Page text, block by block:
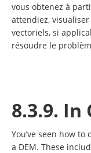
vous obtenez à
attendiez,
vectoriels, si
résoudre le
8.3.9. In
You’ve seen how
a DEM. These